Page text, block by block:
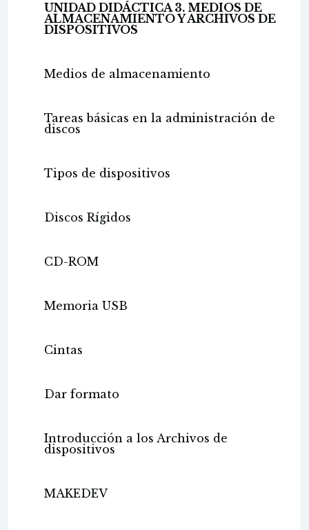
UNIDAD DIDÁCTICA 3. MEDIOS DE
ALMACENAMIENTO Y ARCHIVOS DE
DISPOSITIVOS
Medios de almacenamiento
Tareas básicas en la administración de
discos
Tipos de dispositivos
Discos Rígidos
CD-ROM
Memoria USB
Cintas
Dar formato
Introducción a los Archivos de
dispositivos
MAKEDEV